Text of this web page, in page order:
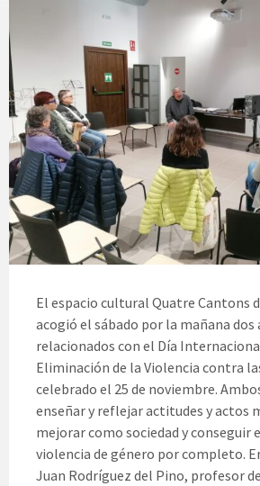
El espacio cultural Quatre Cantons
acogió el sábado por la mañana dos
relacionados con el Día
Eliminación de la Violencia contra
celebrado el 25 de noviembre.
enseñar y reflejar actitudes y actos
mejorar como sociedad y conseguir
violencia de género por completo.
Juan Rodríguez del Pino, profesor